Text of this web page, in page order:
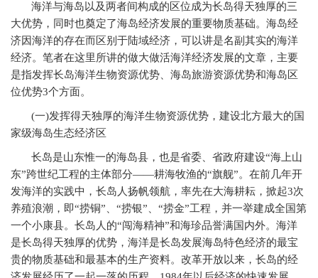
海洋与海岛以及两者间构成的区位成为长岛得天独厚的三
大优势，同时也奠定了海岛经济发展的重要物质基础。海岛经
济因海洋的存在而区别于陆域经济，可以讲是名副其实的海洋
经济。笔者在这里所讲的做大做活海洋经济发展的文章，主要
是指发挥长岛海洋生物资源优势、海岛旅游资源优势和海岛区
位优势3个方面。
(一)发挥得天独厚的海洋生物资源优势，建设北方最大的国
家级海岛生态经济区
长岛是山东惟一的海岛县，也是省委、省政府建设“海上山
东”跨世纪工程的主体部分——耕海牧渔的“旗舰”。在前几年开
发海洋的实践中，长岛人扬帆领航，率先在大海耕耘，掀起3次
养殖浪潮，即“捞铜”、“捞银”、“捞金”工程，并一举建成全国第
一个小康县。长岛人的“闯海精神”和海珍品誉满国内外。海洋
是长岛得天独厚的优势，海洋是长岛发展海岛特色经济的最宝
贵的物质基础和最基本的生产资料。改革开放以来，长岛的经